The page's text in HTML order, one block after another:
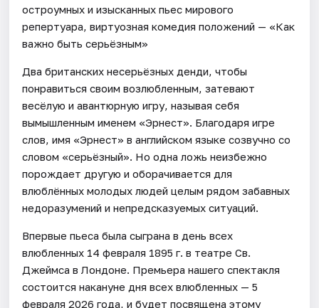
остроумных и изысканных пьес мирового
репертуара, виртуозная комедия положений — «Как
важно быть серьёзным»
Два британских несерьёзных денди, чтобы
понравиться своим возлюбленным, затевают
весёлую и авантюрную игру, называя себя
вымышленным именем «Эрнест». Благодаря игре
слов, имя «Эрнест» в английском языке созвучно со
словом «серьёзный». Но одна ложь неизбежно
порождает другую и оборачивается для
влюблённых молодых людей целым рядом забавных
недоразумений и непредсказуемых ситуаций.
Впервые пьеса была сыграна в день всех
влюбленных 14 февраля 1895 г. в театре Св.
Джеймса в Лондоне. Премьера нашего спектакля
состоится накануне дня всех влюбленных — 5
февраля 2026 года, и будет посвящена этому